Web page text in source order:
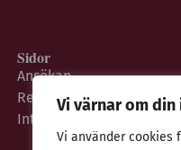
Vi värnar om
Vi använder cookies
Sidor
Ansökan
Restaurangen
Integritetspolicy